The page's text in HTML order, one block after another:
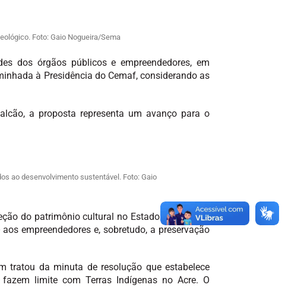
Foto: Gaio Nogueira/Sema
dos órgãos públicos e empreendedores, em
à Presidência do Cemaf, considerando as
a proposta representa um avanço para o
ao desenvolvimento sustentável. Foto: Gaio
do patrimônio cultural no Estado do Acre, ao
empreendedores e, sobretudo, a preservação
tratou da minuta de resolução que estabelece
limite com Terras Indígenas no Acre. O